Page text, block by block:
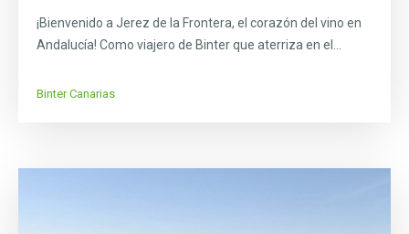
¡Bienvenido a Jerez de la Frontera, el corazón del vino en
Andalucía! Como viajero de Binter que aterriza en el...
Binter Canarias